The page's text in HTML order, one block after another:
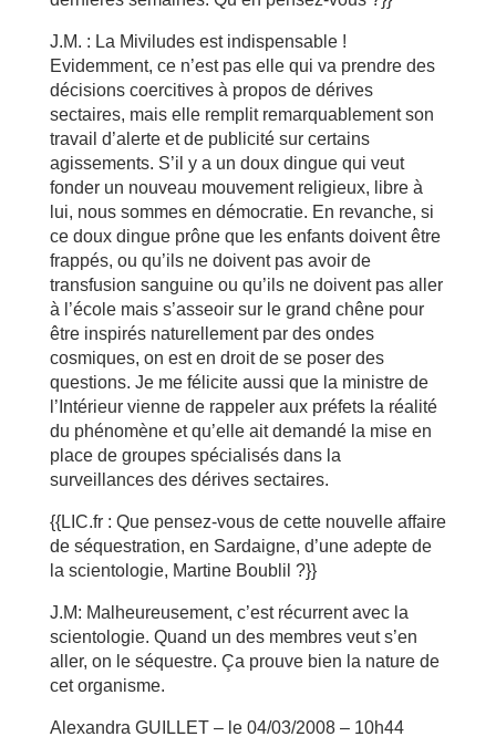
J.M. : La Miviludes est indispensable !
Evidemment, ce n’est pas elle qui va prendre des
décisions coercitives à propos de dérives
sectaires, mais elle remplit remarquablement son
travail d’alerte et de publicité sur certains
agissements. S’il y a un doux dingue qui veut
fonder un nouveau mouvement religieux, libre à
lui, nous sommes en démocratie. En revanche, si
ce doux dingue prône que les enfants doivent être
frappés, ou qu’ils ne doivent pas avoir de
transfusion sanguine ou qu’ils ne doivent pas aller
à l’école mais s’asseoir sur le grand chêne pour
être inspirés naturellement par des ondes
cosmiques, on est en droit de se poser des
questions. Je me félicite aussi que la ministre de
l’Intérieur vienne de rappeler aux préfets la réalité
du phénomène et qu’elle ait demandé la mise en
place de groupes spécialisés dans la
surveillances des dérives sectaires.
{{LIC.fr : Que pensez-vous de cette nouvelle affaire
de séquestration, en Sardaigne, d’une adepte de
la scientologie, Martine Boublil ?}}
J.M: Malheureusement, c’est récurrent avec la
scientologie. Quand un des membres veut s’en
aller, on le séquestre. Ça prouve bien la nature de
cet organisme.
Alexandra GUILLET – le 04/03/2008 – 10h44